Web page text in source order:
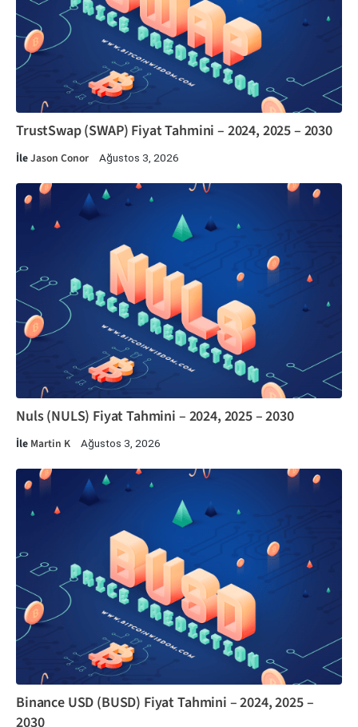
TrustSwap (SWAP) Fiyat Tahmini – 2024, 2025 – 2030
İleJason Conor Ağustos 3, 2026
Nuls (NULS) Fiyat Tahmini – 2024, 2025 – 2030
İle Martin K Ağustos 3, 2026
Binance USD (BUSD) Fiyat Tahmini – 2024, 2025 –
2030